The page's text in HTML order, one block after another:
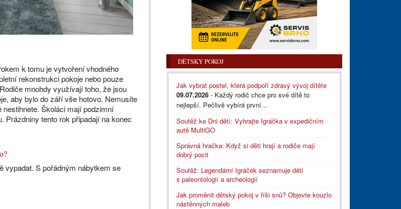
k tomu je vytvoření vhodného
rekonstrukci pokoje nebo pouze
mnohdy využívají toho, že jsou
aby bylo do září vše hotovo. Nemusíte
Školáci mají podzimní
tento rok připadají na konec
vypadat. S pořádným nábytkem se
DĚTSKÝ POKOJ
Jak vybrat postel, která podpoří zdravý vývoj dítěte
09.07.2026 - Každý rodič chce pro své dítě to
nejlepší. Pečlivě vybírá první...
Soutěž ke Dni dětí: Vyhrajte Igráčka v expedičním
autě MultiGO
Správná hračka: Když si děti hrají a rodiče mají
dobrý pocit
Soutěž: Legendární Igráček seznamuje děti
s paleontologií a archeologií
Jak proměnit dětský pokoj v říši snů? Objevte kouzlo
nástěnných maleb